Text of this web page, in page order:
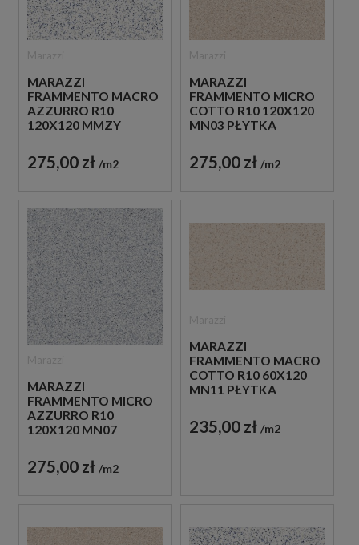
MARAZZI
FRAMMENTO MACRO
AZZURRO R10
120X120 MMZY
JASNONIEBIESKIM
KOLORZE
275,00 zł m2
MARAZZI
FRAMMENTO MICRO
COTTO R10 120X120
MN03 PŁYTKA
BEŻOWYM KOLORZE
275,00 zł m2
MARAZZI
FRAMMENTO MICRO
AZZURRO R10
120X120 MN07
JASNONIEBIESKIM
KOLORZE
275,00 zł m2
MARAZZI
FRAMMENTO MACRO
COTTO R10 60X120
MN11 PŁYTKA
BEŻOWYM KOLORZE
235,00 zł m2